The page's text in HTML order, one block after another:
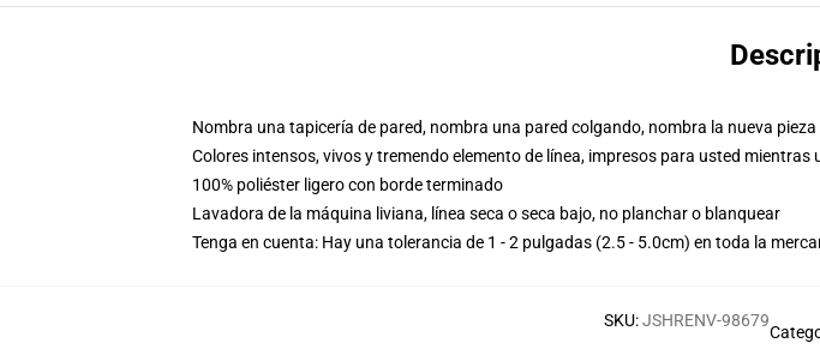
Nombra una tapicería de pared, nombra una pared colgando, nombra la nueva
Colores intensos, vivos y tremendo elemento de línea, impresos para usted mientras
100% poliéster ligero con borde terminado
Lavadora de la máquina liviana, línea seca o seca bajo, no planchar o blanquear
Tenga en cuenta: Hay una tolerancia de 1 - 2 pulgadas (2.5 - 5.0cm) en toda la
SKU:JSHRENV-98679